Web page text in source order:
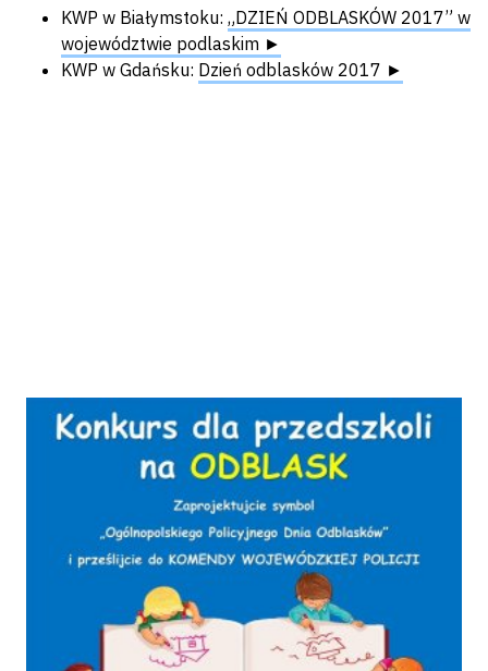
KWP w Białymstoku: „DZIEŃ ODBLASKÓW 2017” w
województwie podlaskim ►
KWP w Gdańsku: Dzień odblasków 2017 ►